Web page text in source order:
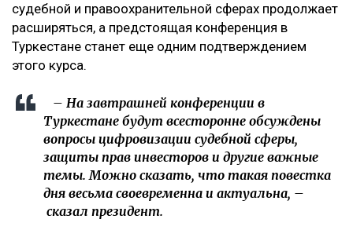
судебной и правоохранительной сферах продолжает
расширяться, а предстоящая конференция в
Туркестане станет еще одним подтверждением
этого курса.
– На завтрашней конференции в
Туркестане будут всесторонне обсуждены
вопросы цифровизации судебной сферы,
защиты прав инвесторов и другие важные
темы. Можно сказать, что такая повестка
дня весьма своевременна и актуальна, –
сказал президент.